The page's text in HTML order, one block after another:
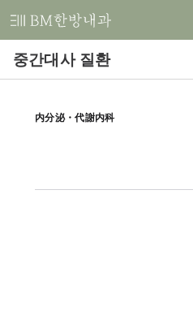
비
한
과
중간대사 질환
内分泌・代謝内科